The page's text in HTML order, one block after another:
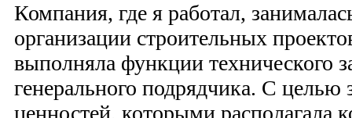
Компания, где я работал,
организации строительных
выполняла функции технического
генерального подрядчика. С